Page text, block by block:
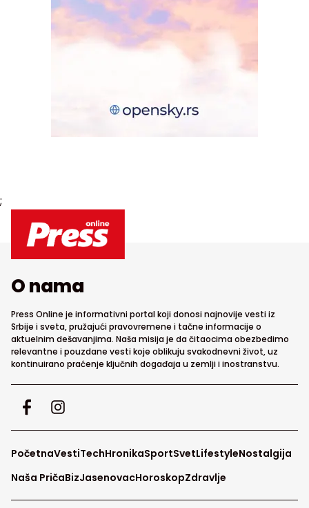
;
O nama
Press Online je informativni portal koji donosi najnovije vesti iz
Srbije i sveta, pružajući pravovremene i tačne informacije o
aktuelnim dešavanjima. Naša misija je da čitaocima obezbedimo
relevantne i pouzdane vesti koje oblikuju svakodnevni život, uz
kontinuirano praćenje ključnih događaja u zemlji i inostranstvu.
PočetnaVestiTechHronikaSportSvetLifestyleNostalgija
Naša PričaBizJasenovacHoroskopZdravlje